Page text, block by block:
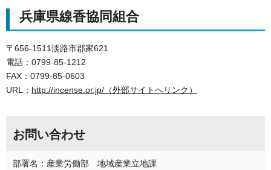
兵庫県線香協同組合
〒656-1511淡路市郡家621
電話：0799-85-1212
FAX：0799-85-0603
URL： http://incense.or.jp/（外部サイトへリンク）
お問い合わせ
部署名：産業労働部 地域産業立地課